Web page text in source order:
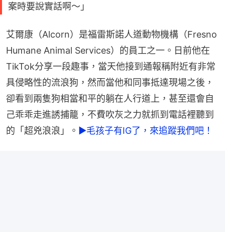
案時要說實話啊～」
艾爾康（Alcorn）是福雷斯諾人道動物機構（Fresno
Humane Animal Services）的員工之一。日前他在
TikTok分享一段趣事，當天他接到通報稱附近有非常
具侵略性的流浪狗，然而當他和同事抵達現場之後，
卻看到兩隻狗相當和平的躺在人行道上，甚至還會自
己乖乖走進誘捕籠，不費吹灰之力就抓到電話裡聽到
的「超兇浪浪」。 ►毛孩子有IG了，來追蹤我們吧！